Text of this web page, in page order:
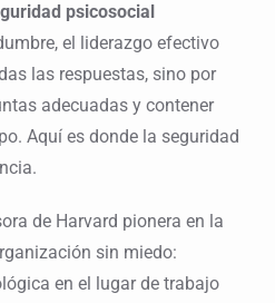
psicosocial
el liderazgo efectivo
las respuestas, sino por
adecuadas y contener
Aquí es donde la seguridad
de Harvard pionera en la
sin miedo:
en el lugar de trabajo